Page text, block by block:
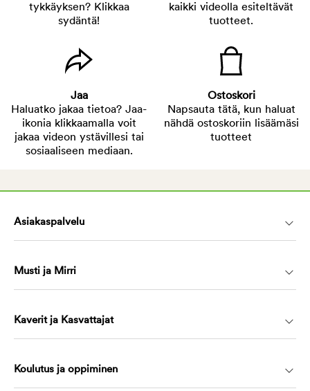
tykkäyksen? Klikkaa
sydäntä!
kaikki videolla esiteltävät
tuotteet.
Jaa
Haluatko jakaa tietoa? Jaa-
ikonia klikkaamalla voit
jakaa videon ystävillesi tai
sosiaaliseen mediaan.
Ostoskori
Napsauta tätä, kun haluat
nähdä ostoskoriin lisäämäsi
tuotteet
Asiakaspalvelu
Musti ja Mirri
Kaverit ja Kasvattajat
Koulutus ja oppiminen